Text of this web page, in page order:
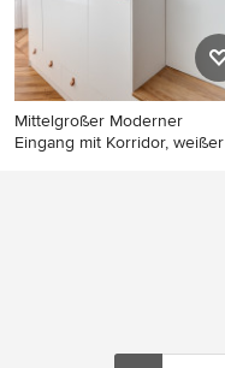
Mittelgroßer Moderner
Eingang mit Korridor, weißer